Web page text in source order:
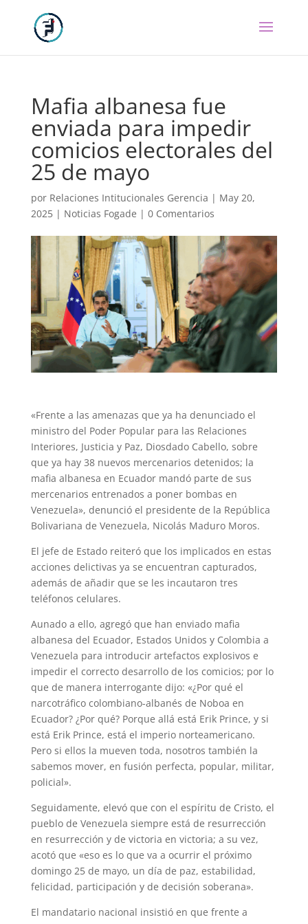
Mafia albanesa fue
enviada para impedir
comicios electorales del
25 de mayo
por Relaciones Intitucionales Gerencia | May 20,
2025| Noticias Fogade | 0 Comentarios
«Frente a las amenazas que ya ha denunciado el
ministro del Poder Popular para las Relaciones
Interiores, Justicia y Paz, Diosdado Cabello, sobre
que ya hay 38 nuevos mercenarios detenidos; la
mafia albanesa en Ecuador mandó parte de sus
mercenarios entrenados a poner bombas en
Venezuela», denunció el presidente de la República
Bolivariana de Venezuela, Nicolás Maduro Moros.
El jefe de Estado reiteró que los implicados en estas
acciones delictivas ya se encuentran capturados,
además de añadir que se les incautaron tres
teléfonos celulares.
Aunado a ello, agregó que han enviado mafia
albanesa del Ecuador, Estados Unidos y Colombia a
Venezuela para introducir artefactos explosivos e
impedir el correcto desarrollo de los comicios; por lo
que de manera interrogante dijo: «¿Por qué el
narcotráfico colombiano-albanés de Noboa en
Ecuador? ¿Por qué? Porque allá está Erik Prince, y si
está Erik Prince, está el imperio norteamericano.
Pero si ellos la mueven toda, nosotros también la
sabemos mover, en fusión perfecta, popular, militar,
policial».
Seguidamente, elevó que con el espíritu de Cristo, el
pueblo de Venezuela siempre está de resurrección
en resurrección y de victoria en victoria; a su vez,
acotó que «eso es lo que va a ocurrir el próximo
domingo 25 de mayo, un día de paz, estabilidad,
felicidad, participación y de decisión soberana».
El mandatario nacional insistió en que frente a